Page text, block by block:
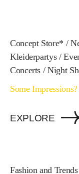
Concept Store* /
Kleiderpartys /
Concerts / Night
Some Impressions?
EXPLORE
Fashion and